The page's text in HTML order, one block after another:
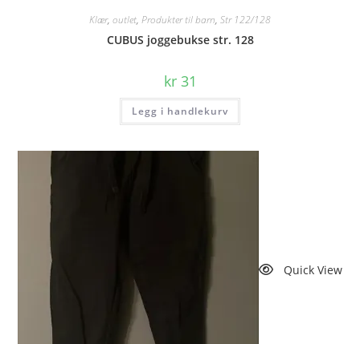
Klær, outlet, Produkter til barn, Str 122/128
CUBUS joggebukse str. 128
kr31
Legg i handlekurv
Quick View